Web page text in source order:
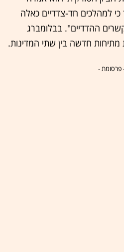
למהלכים חד-צדדיים כאלה
ההדדיים". בבלומברג
מתיחות חדשה בין שתי המדינות.
פרסומת -